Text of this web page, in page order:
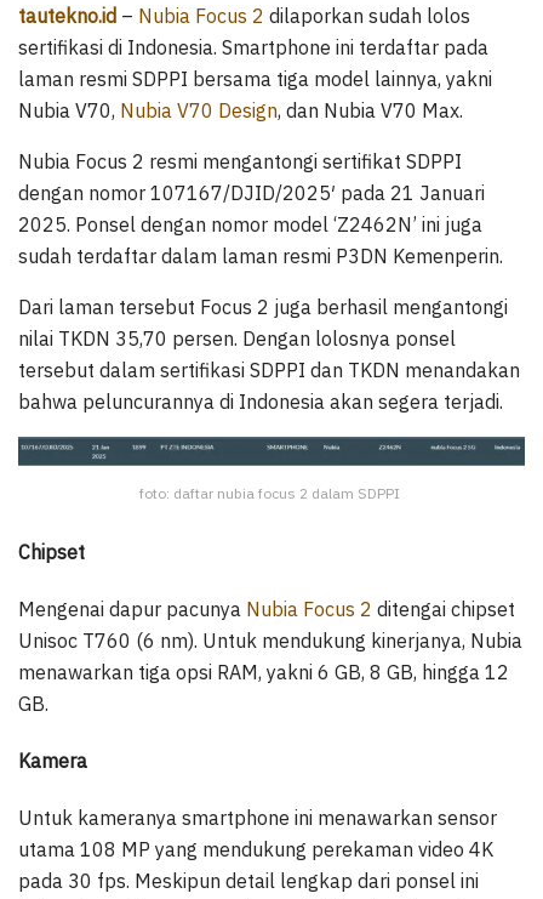
tautekno.id – Nubia Focus 2 dilaporkan sudah lolos
sertifikasi di Indonesia. Smartphone ini terdaftar pada
laman resmi SDPPI bersama tiga model lainnya, yakni
Nubia V70, Nubia V70 Design, dan Nubia V70 Max.
Nubia Focus 2 resmi mengantongi sertifikat SDPPI
dengan nomor 107167/DJID/2025′ pada 21 Januari
2025. Ponsel dengan nomor model ‘Z2462N’ ini juga
sudah terdaftar dalam laman resmi P3DN Kemenperin.
Dari laman tersebut Focus 2 juga berhasil mengantongi
nilai TKDN 35,70 persen. Dengan lolosnya ponsel
tersebut dalam sertifikasi SDPPI dan TKDN menandakan
bahwa peluncurannya di Indonesia akan segera terjadi.
foto: daftar nubia focus 2 dalam SDPPI
Chipset
Mengenai dapur pacunya Nubia Focus 2 ditengai chipset
Unisoc T760 (6 nm). Untuk mendukung kinerjanya, Nubia
menawarkan tiga opsi RAM, yakni 6 GB, 8 GB, hingga 12
GB.
Kamera
Untuk kameranya smartphone ini menawarkan sensor
utama 108 MP yang mendukung perekaman video 4K
pada 30 fps. Meskipun detail lengkap dari ponsel ini